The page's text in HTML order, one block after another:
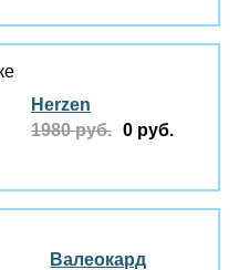
Herzen
1980 руб. 0 руб.
Валеокард